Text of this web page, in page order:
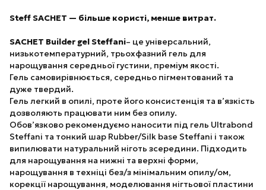
Steff SACHET — більше користі, менше витрат.
SACHET Builder gel Steffani– це універсальний,
низькотемпературний, трьохфазний гель для
нарощування середньої густини, преміум якості.
Гель самовирівнюється, середньо пігментований та
дуже твердий.
Гель легкий в опилі, проте його консистенція та в’язкість
дозволяють працювати ним без опилу.
Обов’язково рекомендуємо наносити під гель Ultrabond
Steffani та тонкий шар Rubber/Silk base Steffani і також
випилювати натуральний ніготь зсередини. Підходить
для нарощування на нижні та верхні форми,
нарощування в техніці без/з мінімальним опилу/ом,
корекції нарощування, моделювання нігтьової пластини